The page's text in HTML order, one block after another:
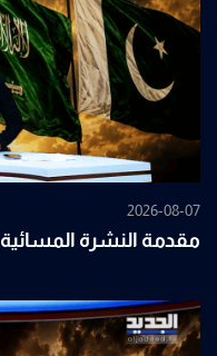
2026-08-07
مقدمة النشرة المسائية 07-08-2026